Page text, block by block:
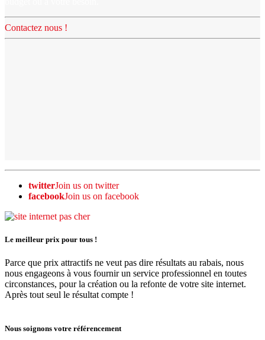
Contactez nous !
twitterJoin us on twitter
facebookJoin us on facebook
Le meilleur prix pour tous !
Parce que prix attractifs ne veut pas dire résultats au rabais, nous
nous engageons à vous fournir un service professionnel en toutes
circonstances, pour la création ou la refonte de votre site internet.
Après tout seul le résultat compte !
Nous soignons votre référencement